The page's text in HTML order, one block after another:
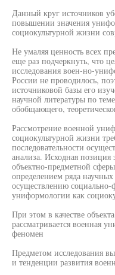
Данный круг источников
повышении значения
социокультурной жизни
Не умаляя ценность всех
еще раз подчеркнуть, что
исследования воен-но-
России не проводилось,
источниковой базы его
научной литературы по
обобщающего,
Рассмотрение военной
социокультурной жизни
последовательности
анализа. Исходная позиция
объектно-предметной
определением ряда
осуществлению социально-
униформологии как
При этом в качестве
рассматривается военная
феномен
Предметом исследования
и тенденции развития